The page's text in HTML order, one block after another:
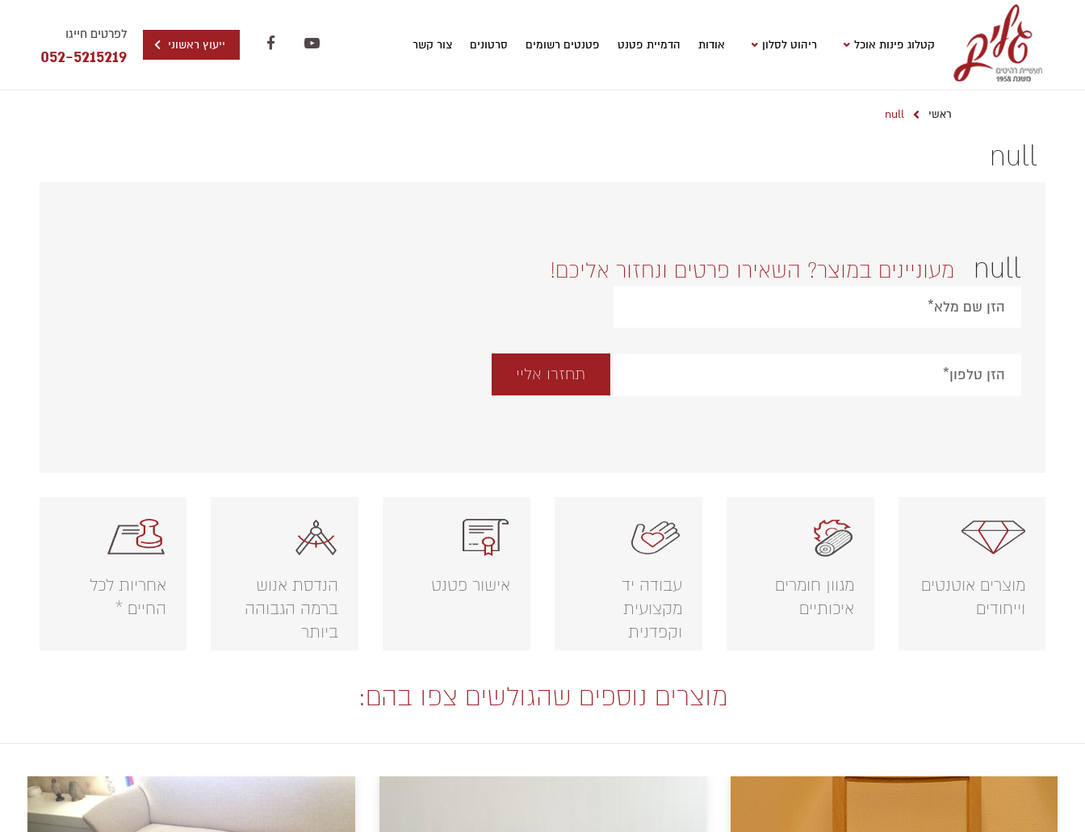
קטלוג פינות אוכל ריהוט לסלון אודות הדמיית פטנט פטנטים רשומים סרטונים צור קשר ייעוץ ראשוני
לפרטים חייגו
052-5215219
ראשי
null
null מעוניינים במוצר? השאירו פרטים ונחזור אליכם!
leave
מוצרים אוטנטים
וייחודים
מגוון חומרים
איכותיים
עבודה יד
מקצועית
וקפדנית
אישור פטנט
הנדסת אנוש
ברמה הגבוהה
ביותר
אחריות לכל
החיים *
מוצרים נוספים שהגולשים צפו בהם: